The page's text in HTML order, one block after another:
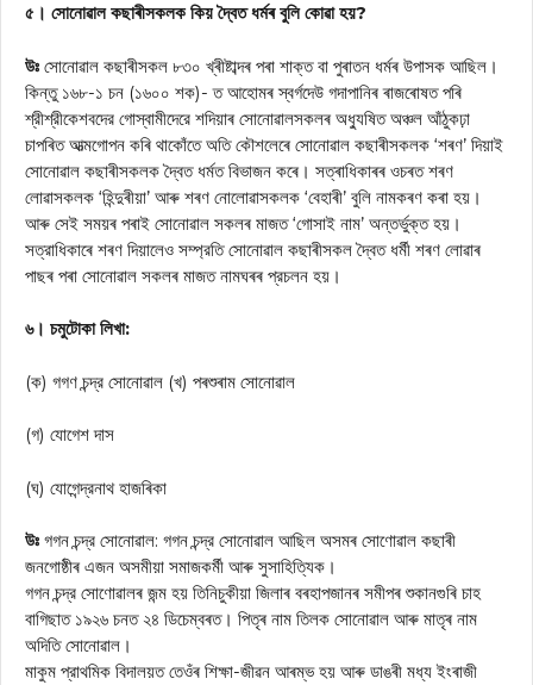
৫। সোনোৱাল কছাৰীসকলক কিয় দ্বৈত ধৰ্মৰ বুলি কোৱা হয়?
উঃ সোনোৱাল কছাৰীসকল ৮৩০ খ্ৰীষ্টাব্দৰ পৰা শাক্ত বা পুৰাতন ধৰ্মৰ উপাসক আছিল।
কিন্তু ১৬৮-১ চন (১৬০০ শক)- ত আহোমৰ স্বৰ্গদেউ গদাপানিৰ ৰাজৰোষত পৰি
শ্রীশ্রীকেশবদের গোস্বামীদেরে শদিয়াৰ সোনোৱালসকলৰ অধ্যুষিত অঞ্চল আঁঠুকঢ়া
চাপৰিত আত্মগোপন কৰি থাকোঁতে অতি কৌশলেৰে সোনোৱাল কছাৰীসকলক ‘শৰণ’ দিয়াই
সোনোৱাল কছাৰীসকলক দ্বৈত ধর্মত বিভাজন কৰে। সত্ৰাধিকাৰৰ ওচৰত শৰণ
লোৱাসকলক ‘হিন্দুৰীয়া’ আৰু শৰণ নোলোৱাসকলক ‘বেহাৰী’ বুলি নামকৰণ কৰা হয়।
আৰু সেই সময়ৰ পৰাই সোনোৱাল সকলৰ মাজত ‘গোসাই নাম’ অন্তর্ভুক্ত হয়।
সত্রাধিকাৰে শৰণ দিয়ালেও সম্প্রতি সোনোৱাল কছাৰীসকল দ্বৈত ধর্মী শৰণ লোৱাৰ
পাছৰ পৰা সোনোৱাল সকলৰ মাজত নামঘৰৰ প্রচলন হয়।
৬। চমুটোকা লিখা:
(ক) গগণ চন্দ্র সোনোৱাল (খ) পৰশুৰাম সোনোৱাল
(গ) যোগেশ দাস
(ঘ) যোগেন্দ্রনাথ হাজৰিকা
উঃ গগন চন্দ্র সোনোৱাল: গগন চন্দ্র সোনোৱাল আছিল অসমৰ সোণোৱাল কছাৰী
জনগোষ্ঠীৰ এজন অসমীয়া সমাজকর্মী আৰু সুসাহিত্যিক।
গগন চন্দ্র সোণোৱালৰ জন্ম হয় তিনিচুকীয়া জিলাৰ বৰহাপজানৰ সমীপৰ শুকানগুৰি চাহ
বাগিছাত ১৯২৬ চনত ২৪ ডিচেম্বৰত। পিতৃৰ নাম তিলক সোনোৱাল আৰু মাতৃৰ নাম
অদিতি সোনোৱাল।
মাকুম প্রাথমিক বিদালয়ত তেওঁৰ শিক্ষা-জীৱন আৰম্ভ হয় আৰু ডাঙৰী মধ্য ইংৰাজী